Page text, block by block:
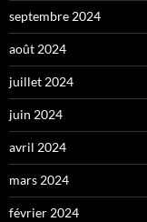
septembre 2024
août 2024
juillet 2024
juin 2024
avril 2024
mars 2024
février 2024